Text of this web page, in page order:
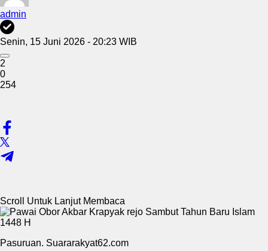
admin
Senin, 15 Juni 2026 - 20:23 WIB
2
0
254
Scroll Untuk Lanjut Membaca
Pasuruan. Suararakyat62.com